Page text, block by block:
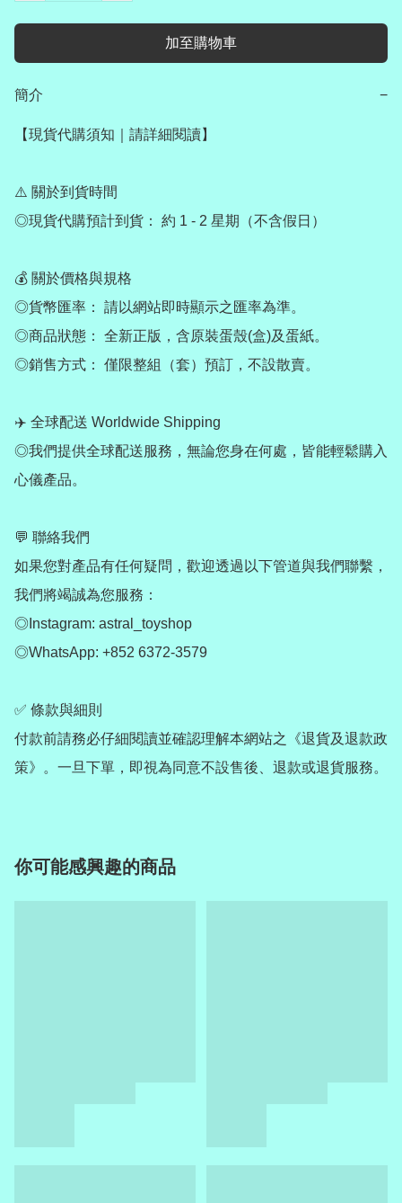
加至購物車
簡介 −
【現貨代購須知｜請詳細閱讀】
⚠️ 關於到貨時間
◎現貨代購預計到貨： 約 1 - 2 星期（不含假日）
💰 關於價格與規格
◎貨幣匯率： 請以網站即時顯示之匯率為準。
◎商品狀態： 全新正版，含原裝蛋殼(盒)及蛋紙。
◎銷售方式： 僅限整組（套）預訂，不設散賣。
✈️ 全球配送 Worldwide Shipping
◎我們提供全球配送服務，無論您身在何處，皆能輕鬆購入
心儀產品。
💬 聯絡我們
如果您對產品有任何疑問，歡迎透過以下管道與我們聯繫，
我們將竭誠為您服務：
◎Instagram: astral_toyshop
◎WhatsApp: +852 6372-3579
✅ 條款與細則
付款前請務必仔細閱讀並確認理解本網站之《退貨及退款政
策》。一旦下單，即視為同意不設售後、退款或退貨服務。
你可能感興趣的商品